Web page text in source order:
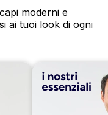
moderni e
ai tuoi look di ogni